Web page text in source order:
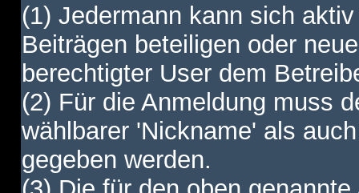
(1) Jedermann kann sich
Beiträgen beteiligen oder
berechtigter User dem
(2) Für die Anmeldung muss
wählbarer 'Nickname' als
gegeben werden.